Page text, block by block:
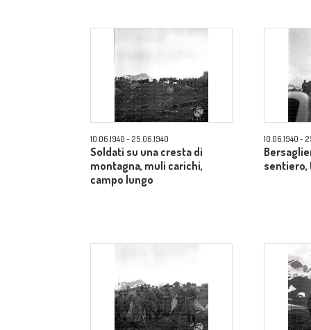
10.06.1940 - 25.06.1940
Soldati su una cresta di
montagna, muli carichi,
campo lungo
10.06.1940 -
sentiero,